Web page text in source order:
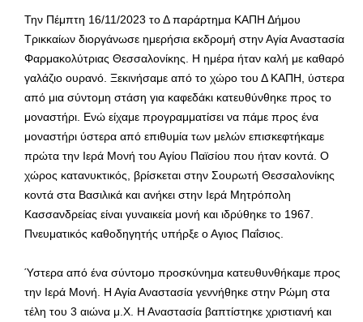
Την Πέμπτη 16/11/2023 το Δ παράρτημα ΚΑΠΗ Δήμου
Τρικκαίων διοργάνωσε ημερήσια εκδρομή στην Αγία Αναστασία
Φαρμακολύτριας Θεσσαλονίκης. Η ημέρα ήταν καλή με καθαρό
γαλάζιο ουρανό. Ξεκινήσαμε από το χώρο του Δ ΚΑΠΗ, ύστερα
από μια σύντομη στάση για καφεδάκι κατευθύνθηκε προς το
μοναστήρι. Ενώ είχαμε προγραμματίσει να πάμε προς ένα
μοναστήρι ύστερα από επιθυμία των μελών επισκεφτήκαμε
πρώτα την Ιερά Μονή του Αγίου Παϊσίου που ήταν κοντά. Ο
χώρος κατανυκτικός, βρίσκεται στην Σουρωτή Θεσσαλονίκης
κοντά στα Βασιλικά και ανήκει στην Ιερά Μητρόπολη
Κασσανδρείας είναι γυναικεία μονή και ιδρύθηκε το 1967.
Πνευματικός καθοδηγητής υπήρξε ο Αγιος Παΐσιος.
Ύστερα από ένα σύντομο προσκύνημα κατευθυνθήκαμε προς
την Ιερά Μονή. Η Αγία Αναστασία γεννήθηκε στην Ρώμη στα
τέλη του 3 αιώνα μ.Χ. Η Αναστασία βαπτίστηκε χριστιανή και